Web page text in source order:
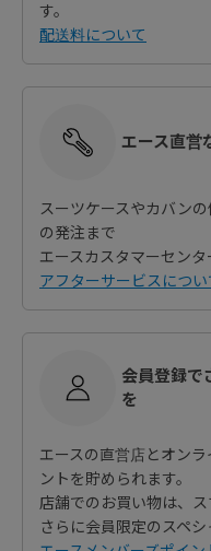
す。
配送料について
エース直営
スーツケースやカバン
の発注まで
エースカスタマーセンタ
アフターサービスについ
会員登録で
を
エースの直営店とオン
ントを貯められます。
店舗でのお買い物は、ス
さらに会員限定のスペ